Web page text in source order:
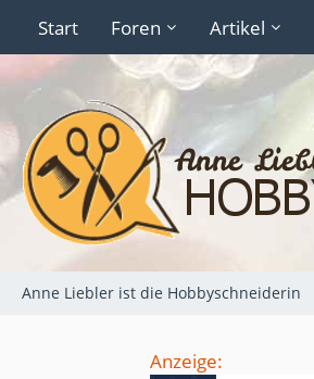
Start Foren Artikel
Anne Liebler ist die Hobbyschneiderin
Anzeige: